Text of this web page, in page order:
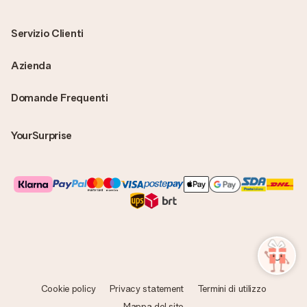
Domande Frequenti
YourSurprise
Servizio Clienti
Azienda
Cookie policy Privacy statement
Termini di utilizzo